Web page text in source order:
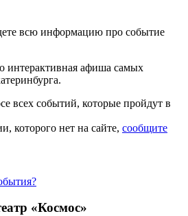
всю информацию про событие
интерактивная афиша самых
всех событий, которые пройдут в
которого нет на сайте, сообщите
«Космос»